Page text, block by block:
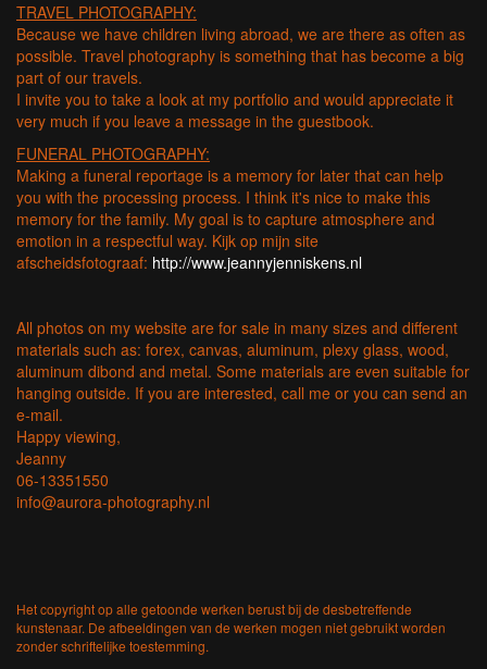
TRAVEL PHOTOGRAPHY:
Because we have children living abroad, we are there as often as
possible. Travel photography is something that has become a big
part of our travels.
I invite you to take a look at my portfolio and would appreciate it
very much if you leave a message in the guestbook.
FUNERAL PHOTOGRAPHY:
Making a funeral reportage is a memory for later that can help
you with the processing process. I think it's nice to make this
memory for the family. My goal is to capture atmosphere and
emotion in a respectful way. Kijk op mijn site
afscheidsfotograaf: http://www.jeannyjenniskens.nl
All photos on my website are for sale in many sizes and different
materials such as: forex, canvas, aluminum, plexy glass, wood,
aluminum dibond and metal. Some materials are even suitable for
hanging outside. If you are interested, call me or you can send an
e-mail.
Happy viewing,
Jeanny
06-13351550
info@aurora-photography.nl
Het copyright op alle getoonde werken berust bij de desbetreffende
kunstenaar. De afbeeldingen van de werken mogen niet gebruikt worden
zonder schriftelijke toestemming.